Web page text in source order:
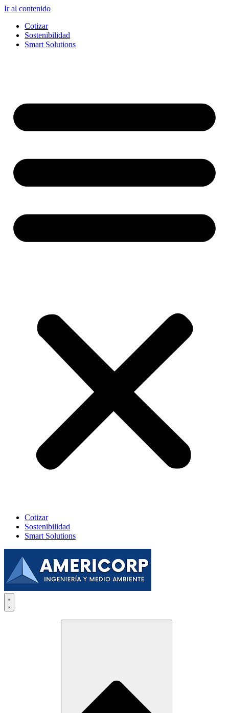
Ir al contenido
Cotizar
Sostenibilidad
Smart Solutions
Cotizar
Sostenibilidad
Smart Solutions